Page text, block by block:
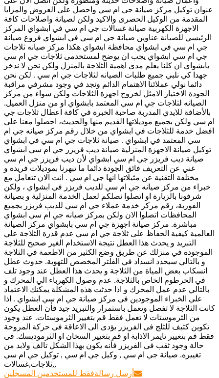
عنوان توكيل مركز صيانة جي ام سي واحصل على العروض والمزايا
المقدمة من الوكيل الحصرى والاكيد ولكن لصيانة واصلاحات كافة
الاجهزة الكهربية صيانة غسالات جي ام سي في ابشواي المركز
الرئيسي للصيانة عناوين صيانة جي ام سي في ابشواي فروع صيانة
جي ام سي فى ابشواي محافظة ابشواي هكذا مركز صيانه ثلاجات
جي ام سي ابشواي يجب ان يوضح لمستخدمى ثلاجات جي ام سي
بابشواي ان كلنا يعلم مدى اهمية الثلاجة بالمنزل ولكن نحن لا ندخر
جهدا كي نلبي جميع طلبات الصيانه لثلاجات جي ام سي . لكن نحن
دائما نولي عملائنا الاهتمام الدائم ونجد في وجود مشرفي مراقبة
الجودة الاختيار الامثل لخروج اجهزة الثلاجات ولكن سواء من مركز
الصيانه لثلاجات جي ام سي المعتمد بابشواي او من منزل العميل.
بالأضافة للايدي المدربة صاحبة الخبرة في كافة اعطال ثلاجات جي
ام سي ولكن بجميع موديلاتها القديم منها والحديث، احصلوا معنا على
افضل خدمة للثلاجات في ابشواي من خلال رقم مركز صيانه جي ام
سي المعتمد في ابشواي . صيانة ثلاجات جي ام سي في ابشواي
توكيل صيانة الاجهزة المنزلية صيانة ديب فريزر جي ام سي ابشواي
صيانة ديب فريزر جي ام سي ابشواي لأن ديب فريزر جي ام سي
غني عن التعريف فائق الجودة دائما ما تبهرنا بموديلات فريدة و
مختلفة التقنية عن مثيلاتها انها جي ام سي . انت الان تتعامل مع
خبراء من مركز صيانه جي ام سي للديب فريزر في ابشواي ، ولكن
شرفونا بالزيارة او اتصلوا نصلكم لعمل الخدمة المنزلية و بصيانة
الفورية، رقم مركز خدمة عملاء جي ام سي للديب فريزر بجميع
المحافظات اتصلوا الان ولكن بمركز صيانه جي ام سي ابشواي
مباشرة. مركز صيانة اجهزة جي ام سي بابشواي مركز الصيانة
العالمية كيفية الحفاظ على ثلاجة جي ام سي عدم قدرة الثلاجة علي
التبريد و يحدث هذا العطل نتيجة الاستخدام الغير صحيح للثلاجة
الموجودة في منزلك عن طريق وضع الكثير من الاطعمة في الثلاجة
و بالتالي سيحدد انسداد في الفلتر المخصص للتهوية. حدوث عطل
انسكاب بعض المياة من الثلاجة و يحدث هذا العطل عند وجود تلف
في الخرطوم الخاص بالثلاجة. عدم وصول الكهرباء الي المحرك و
بالتالي عدم عمل المحرك و اذا حدثت هذه المشكلة يمكنك الاعتماد
علي الخبراء الموجودين في مركز صيانة جي ام سي ابشواي . اذا
كانت الثلاجة لا تفصل وتعمل باستمرار والتبريد جيد فأن العطل يكون
من الثرموستات لا تعمل فقط قم بتغيير الثرموستات. عند وجود
تكوين كثيف للثلج فى الفريزر يؤدى الى الاعاقة فى حركة المروحة
فقط قم بتغيير تايمر الاذابة او قم بتغيير السخان او الثرموديسك. فى
حالة وجود ثقب فى الفريزر فأنه يكون بهذا الشكل تالف ولابد من
تغييره. صيانة جي ام سي , وكيل جي ام سي , توكيل جي ام سي
,ثلاجات,غسالات,
أرسل رسالةفقط للمستخدمين المسجلين